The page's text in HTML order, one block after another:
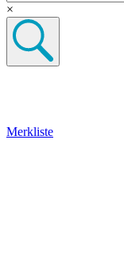
×
Merkliste